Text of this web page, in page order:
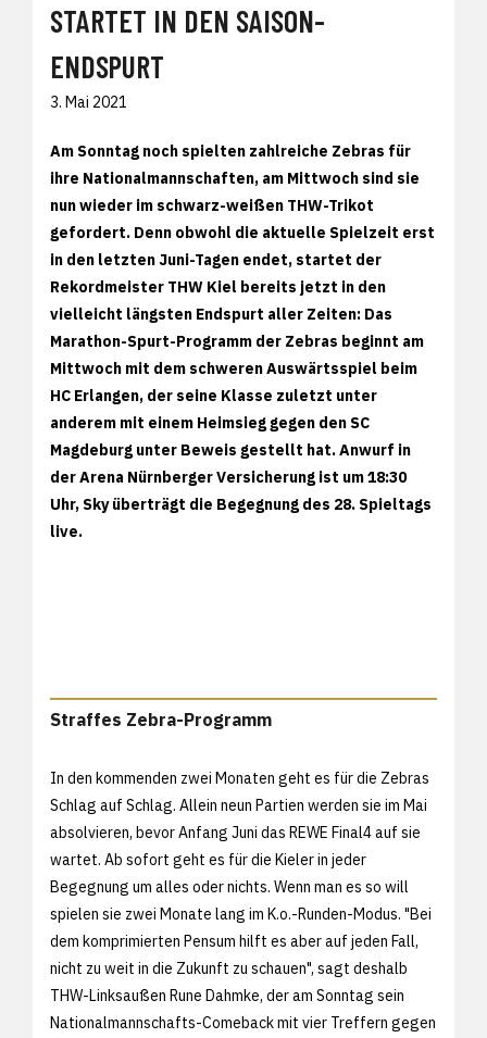
STARTET IN DEN SAISON-
ENDSPURT
3. Mai 2021
Am Sonntag noch spielten zahlreiche Zebras für
ihre Nationalmannschaften, am Mittwoch sind sie
nun wieder im schwarz-weißen THW-Trikot
gefordert. Denn obwohl die aktuelle Spielzeit erst
in den letzten Juni-Tagen endet, startet der
Rekordmeister THW Kiel bereits jetzt in den
vielleicht längsten Endspurt aller Zeiten: Das
Marathon-Spurt-Programm der Zebras beginnt am
Mittwoch mit dem schweren Auswärtsspiel beim
HC Erlangen, der seine Klasse zuletzt unter
anderem mit einem Heimsieg gegen den SC
Magdeburg unter Beweis gestellt hat. Anwurf in
der Arena Nürnberger Versicherung ist um 18:30
Uhr, Sky überträgt die Begegnung des 28. Spieltags
live.
Straffes Zebra-Programm
In den kommenden zwei Monaten geht es für die Zebras
Schlag auf Schlag. Allein neun Partien werden sie im Mai
absolvieren, bevor Anfang Juni das REWE Final4 auf sie
wartet. Ab sofort geht es für die Kieler in jeder
Begegnung um alles oder nichts. Wenn man es so will
spielen sie zwei Monate lang im K.o.-Runden-Modus. "Bei
dem komprimierten Pensum hilft es aber auf jeden Fall,
nicht zu weit in die Zukunft zu schauen", sagt deshalb
THW-Linksaußen Rune Dahmke, der am Sonntag sein
Nationalmannschafts-Comeback mit vier Treffern gegen